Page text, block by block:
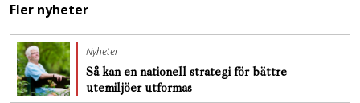
Fler nyheter
Nyheter
Så kan en nationell strategi för bättre
utemiljöer utformas